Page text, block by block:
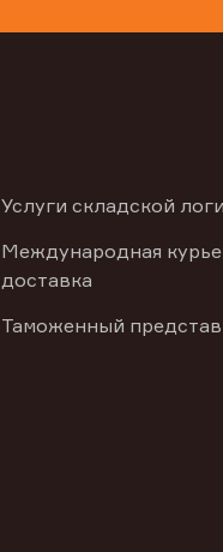
Услуги складской
Международная
доставка
Таможенный